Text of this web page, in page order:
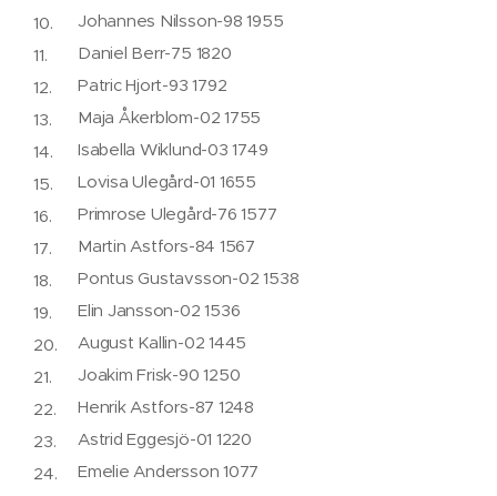
Johannes Nilsson-98 1955
Daniel Berr-75 1820
Patric Hjort-93 1792
Maja Åkerblom-02 1755
Isabella Wiklund-03 1749
Lovisa Ulegård-01 1655
Primrose Ulegård-76 1577
Martin Astfors-84 1567
Pontus Gustavsson-02 1538
Elin Jansson-02 1536
August Kallin-02 1445
Joakim Frisk-90 1250
Henrik Astfors-87 1248
Astrid Eggesjö-01 1220
Emelie Andersson 1077